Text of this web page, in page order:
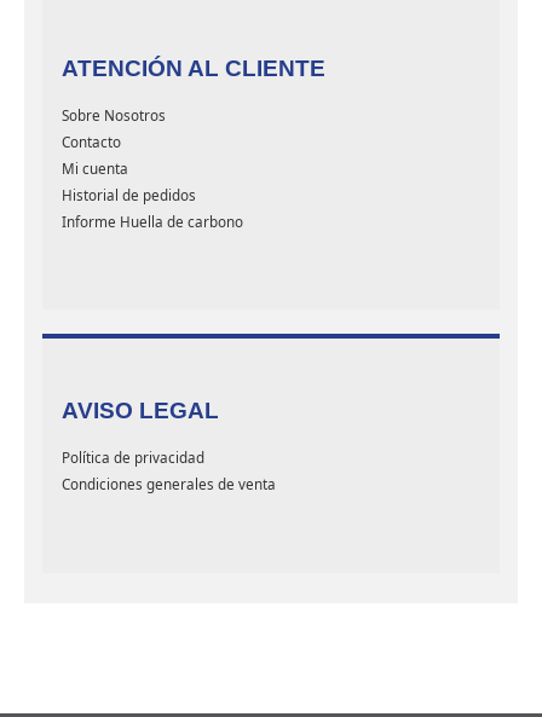
ATENCIÓN AL CLIENTE
Sobre Nosotros
Contacto
Mi cuenta
Historial de pedidos
Informe Huella de carbono
AVISO LEGAL
Política de privacidad
Condiciones generales de venta